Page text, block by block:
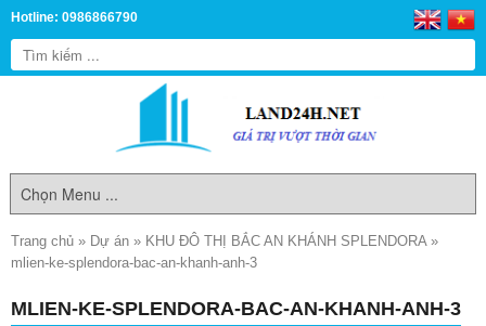
Hotline: 0986866790
Trang chủ » Dự án » KHU ĐÔ THỊ BẮC AN KHÁNH SPLENDORA»
mlien-ke-splendora-bac-an-khanh-anh-3
MLIEN-KE-SPLENDORA-BAC-AN-KHANH-ANH-3